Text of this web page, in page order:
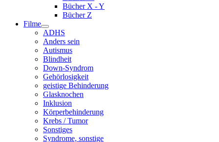
Bücher X - Y
Bücher Z
Filme
ADHS
Anders sein
Autismus
Blindheit
Down-Syndrom
Gehörlosigkeit
geistige Behinderung
Glasknochen
Inklusion
Körperbehinderung
Krebs / Tumor
Sonstiges
Syndrome, sonstige